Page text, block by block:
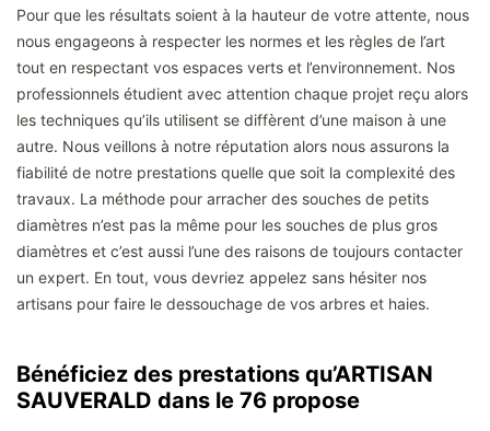
Pour que les résultats soient à la hauteur de votre attente, nous
nous engageons à respecter les normes et les règles de l’art
tout en respectant vos espaces verts et l’environnement. Nos
professionnels étudient avec attention chaque projet reçu alors
les techniques qu’ils utilisent se diffèrent d’une maison à une
autre. Nous veillons à notre réputation alors nous assurons la
fiabilité de notre prestations quelle que soit la complexité des
travaux. La méthode pour arracher des souches de petits
diamètres n’est pas la même pour les souches de plus gros
diamètres et c’est aussi l’une des raisons de toujours contacter
un expert. En tout, vous devriez appelez sans hésiter nos
artisans pour faire le dessouchage de vos arbres et haies.
Bénéficiez des prestations qu’ARTISAN
SAUVERALD dans le 76 propose